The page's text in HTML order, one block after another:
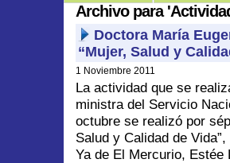
Archivo para
Doctora María
“Mujer, Salud y
1 Noviembre 2011
La actividad que se
ministra del Servicio
octubre se realizó por
Salud y Calidad de
Ya de El Mercurio,